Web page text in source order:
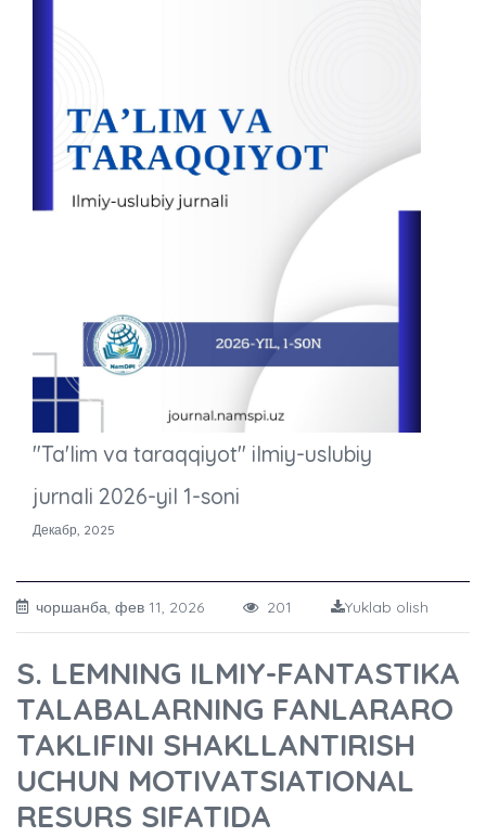
"Ta'lim va taraqqiyot" ilmiy-uslubiy
jurnali 2026-yil 1-soni
Декабр, 2025
чоршанба, фев 11, 2026 201 Yuklab olish
S. LEMNING ILMIY-FANTASTIKA
TALABALARNING FANLARARO
TAKLIFINI SHAKLLANTIRISH
UCHUN MOTIVATSIATIONAL
RESURS SIFATIDA